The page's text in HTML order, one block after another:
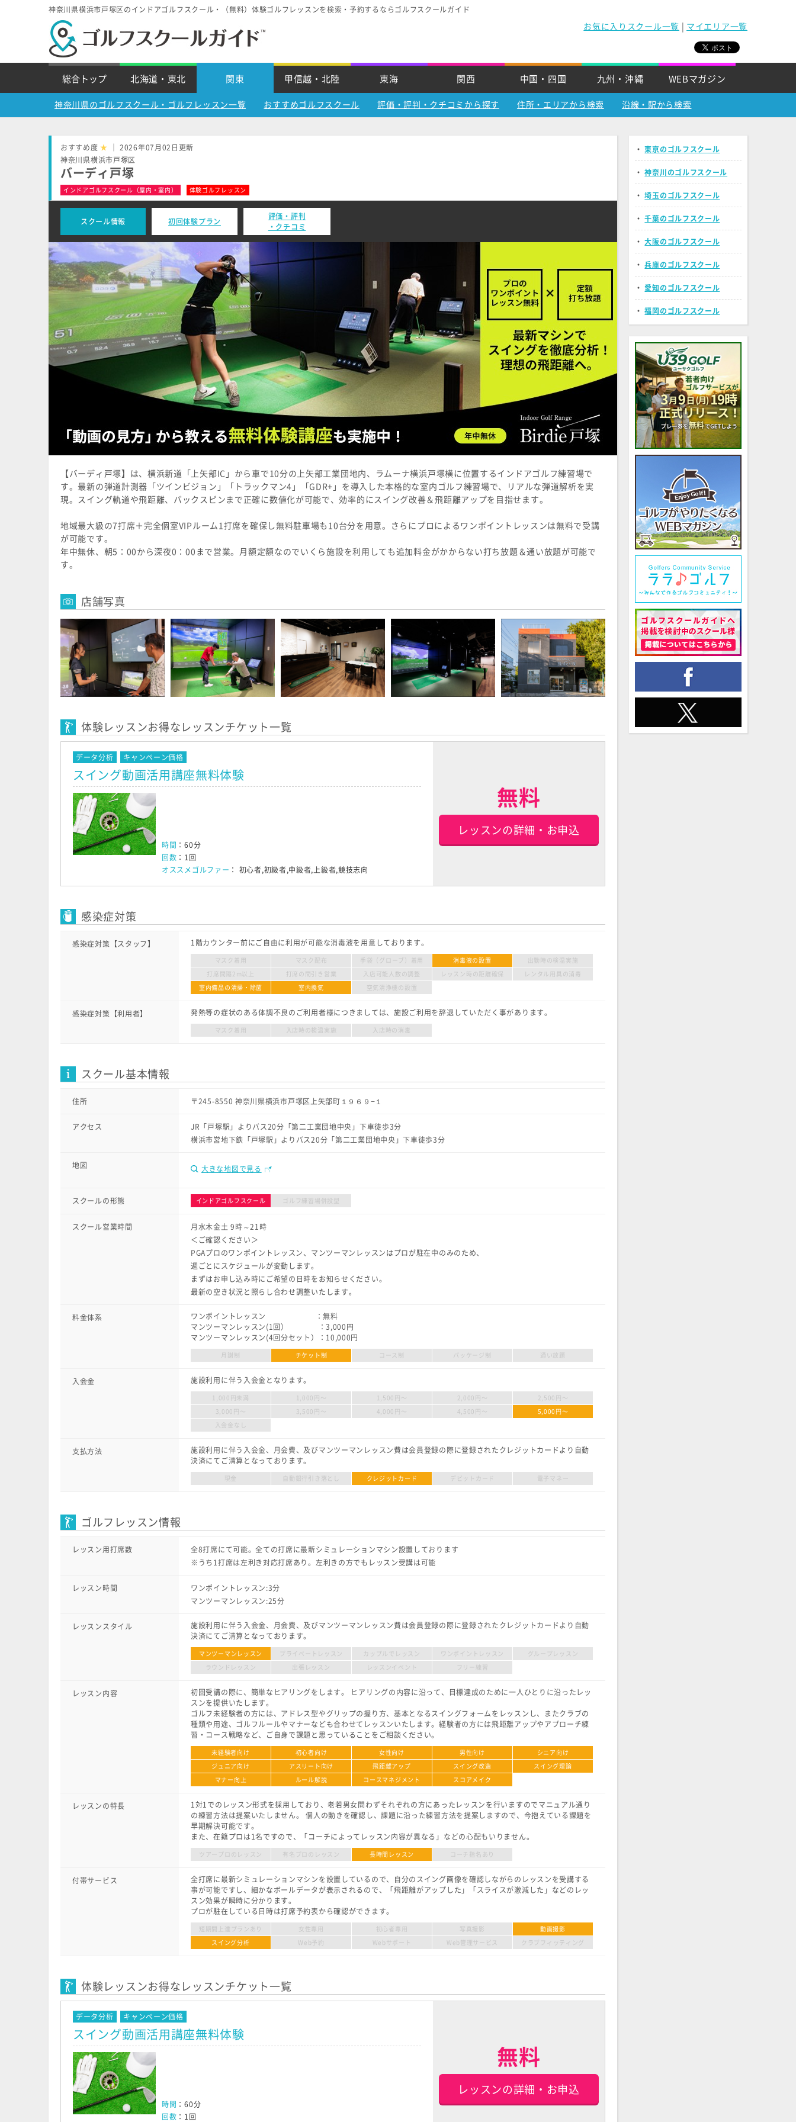
神奈川県横浜市戸塚区のインドアゴルフスクール・（無料）体験ゴルフレッスンを検索・予約するならゴルフスクールガイド
お気に入りスクール一覧 マイエリア一覧
総合トップ 北海道・東北 関東 甲信越・北陸 東海 関西 中国・四国 九州・沖縄 WEBマガジン
神奈川県のゴルフスクール・ゴルフレッスン一覧 おすすめゴルフスクール 評価・評判・クチコミから探す 住所・エリアから検索 沿線・駅から検索
おすすめ度 ★
｜ 2026年07月02日更新
神奈川県横浜市戸塚区
バーディ戸塚
インドアゴルフスクール（屋内・室内） 体験ゴルフレッスン
スクール情報 初回体験プラン
評価・評判
・クチコミ
【バーディ戸塚】は、横浜新道「上矢部IC」から車で10分の上矢部工業団地内、ラムーナ横浜戸塚横に位置するインドアゴルフ練習場で
す。最新の弾道計測器「ツインビジョン」「トラックマン4」「GDR+」を導入した本格的な室内ゴルフ練習場で、リアルな弾道解析を実
現。スイング軌道や飛距離、バックスピンまで正確に数値化が可能で、効率的にスイング改善＆飛距離アップを目指せます。
地域最大級の7打席＋完全個室VIPルーム1打席を確保し無料駐車場も10台分を用意。さらにプロによるワンポイントレッスンは無料で受講
が可能です。
年中無休、朝5：00から深夜0：00まで営業。月額定額なのでいくら施設を利用しても追加料金がかからない打ち放題＆通い放題が可能で
す。
店舗写真
体験レッスンお得なレッスンチケット一覧
データ分析 キャンペーン価格
スイング動画活用講座無料体験
時間 ：60分
回数 ：1回
オススメゴルファー ： 初心者,初級者,中級者,上級者,競技志向
無料
レッスンの詳細・お申込
感染症対策
感染症対策【スタッフ】 1階カウンター前にご自由に利用が可能な消毒液を用意しております。
マスク着用 マスク配布 手袋（グローブ）着用 消毒液の設置 出勤時の検温実施
打席間隔2m以上 打席の間引き営業 入店可能人数の調整 レッスン時の距離確保 レンタル用具の消毒
室内備品の清掃・除菌 室内換気 空気清浄機の設置
感染症対策【利用者】 発熱等の症状のある体調不良のご利用者様につきましては、施設ご利用を辞退していただく事があります。
マスク着用 入店時の検温実施 入店時の消毒
スクール基本情報
住所 〒245-8550 神奈川県横浜市戸塚区上矢部町１９６９−１
アクセス
JR「戸塚駅」よりバス20分「第二工業団地中央」下車徒歩3分
横浜市営地下鉄「戸塚駅」よりバス20分「第二工業団地中央」下車徒歩3分
地図 大きな地図で見る
スクールの形態 インドアゴルフスクール ゴルフ練習場併設型
スクール営業時間
月水木金土 9時～21時
＜ご確認ください＞
PGAプロのワンポイントレッスン、マンツーマンレッスンはプロが駐在中のみのため、
週ごとにスケジュールが変動します。
まずはお申し込み時にご希望の日時をお知らせください。
最新の空き状況と照らし合わせ調整いたします。
料金体系
ワンポイントレッスン ：無料
マンツーマンレッスン(1回） ：3,000円
マンツーマンレッスン(4回分セット）：10,000円
月謝制 チケット制 コース制 パッケージ制 通い放題
入会金 施設利用に伴う入会金となります。
1,000円未満 1,000円〜 1,500円〜 2,000円〜 2,500円〜
3,000円〜 3,500円〜 4,000円〜 4,500円〜 5,000円〜
入会金なし
支払方法
施設利用に伴う入会金、月会費、及びマンツーマンレッスン費は会員登録の際に登録されたクレジットカードより自動
決済にてご清算となっております。
現金 自動銀行引き落とし クレジットカード デビットカード 電子マネー
ゴルフレッスン情報
レッスン用打席数
全8打席にて可能。全ての打席に最新シミュレーションマシン設置しております
※うち1打席は左利き対応打席あり。左利きの方でもレッスン受講は可能
レッスン時間
ワンポイントレッスン:3分
マンツーマンレッスン:25分
レッスンスタイル
施設利用に伴う入会金、月会費、及びマンツーマンレッスン費は会員登録の際に登録されたクレジットカードより自動
決済にてご清算となっております。
マンツーマンレッスン プライベートレッスン カップルでレッスン ワンポイントレッスン グループレッスン
ラウンドレッスン 出張レッスン レッスンイベント フリー練習
レッスン内容
初回受講の際に、簡単なヒアリングをします。 ヒアリングの内容に沿って、目標達成のために一人ひとりに沿ったレッ
スンを提供いたします。
ゴルフ未経験者の方には、アドレス型やグリップの握り方、基本となるスイングフォームをレッスンし、またクラブの
種類や用途、ゴルフルールやマナーなども合わせてレッスンいたします。経験者の方には飛距離アップやアプローチ練
習・コース戦略など、ご自身で課題と思っていることをご相談ください。
未経験者向け 初心者向け 女性向け 男性向け シニア向け
ジュニア向け アスリート向け 飛距離アップ スイング改造 スイング理論
マナー向上 ルール解説 コースマネジメント スコアメイク
レッスンの特長
1対1でのレッスン形式を採用しており、老若男女問わずそれぞれの方にあったレッスンを行いますのでマニュアル通り
の練習方法は提案いたしません。 個人の動きを確認し、課題に沿った練習方法を提案しますので、今抱えている課題を
早期解決可能です。
また、在籍プロは1名ですので、「コーチによってレッスン内容が異なる」などの心配もいりません。
ツアープロのレッスン 有名プロのレッスン 長時間レッスン コーチ指名あり
付帯サービス
全打席に最新シミュレーションマシンを設置しているので、自分のスイング画像を確認しながらのレッスンを受講する
事が可能ですし、細かなボールデータが表示されるので、「飛距離がアップした」「スライスが激減した」などのレッ
スン効果が瞬時に分かります。
プロが駐在している日時は打席予約表から確認ができます。
短期間上達プランあり 女性専用 初心者専用 写真撮影 動画撮影
スイング分析 Web予約 Webサポート Web管理サービス クラブフィッティング
体験レッスンお得なレッスンチケット一覧
データ分析 キャンペーン価格
スイング動画活用講座無料体験
時間 ：60分
回数 ：1回
無料
レッスンの詳細・お申込
・東京のゴルフスクール
・神奈川のゴルフスクール
・埼玉のゴルフスクール
・千葉のゴルフスクール
・大阪のゴルフスクール
・兵庫のゴルフスクール
・愛知のゴルフスクール
・福岡のゴルフスクール